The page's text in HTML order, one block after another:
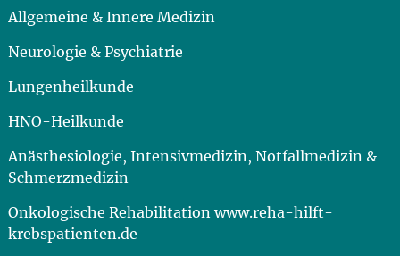
Allgemeine & Innere Medizin
Neurologie & Psychiatrie
Lungenheilkunde
HNO-Heilkunde
Anästhesiologie, Intensivmedizin, Notfallmedizin &
Schmerzmedizin
Onkologische Rehabilitation www.reha-hilft-
krebspatienten.de